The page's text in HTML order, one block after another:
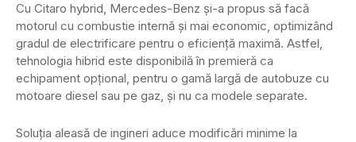
Cu Citaro hybrid, Mercedes-Benz și-a propus să facă
motorul cu combustie internă și mai economic, optimizând
gradul de electrificare pentru o eficiență maximă. Astfel,
tehnologia hibrid este disponibilă în premieră ca
echipament opțional, pentru o gamă largă de autobuze cu
motoare diesel sau pe gaz, și nu ca modele separate.
Soluția aleasă de ingineri aduce modificări minime la